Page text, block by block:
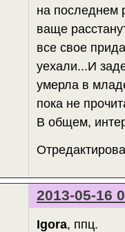
на последнем
ваще
все свое
уехали...И
умерла в
пока не
В общем,
2013-05-16
Igora, ппц.